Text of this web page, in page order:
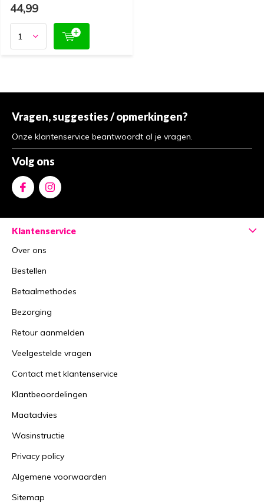
44,99
Vragen, suggesties / opmerkingen?
Onze klantenservice beantwoordt al je vragen.
Volg ons
Klantenservice
Over ons
Bestellen
Betaalmethodes
Bezorging
Retour aanmelden
Veelgestelde vragen
Contact met klantenservice
Klantbeoordelingen
Maatadvies
Wasinstructie
Privacy policy
Algemene voorwaarden
Sitemap